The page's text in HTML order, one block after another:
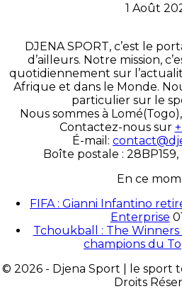
1 Août
DJENA SPORT, c’est le
d’ailleurs. Notre mission,
quotidiennement sur
Afrique et dans le Monde.
particulier sur le
Nous sommes à
Contactez-nous sur
É-mail:
Boîte postale : 28BP159,
En ce
FIFA : Gianni Infantino
Enterprise
Tchoukball : The Winners
champions du
© 2026 - Djena Sport | le sport
Droits